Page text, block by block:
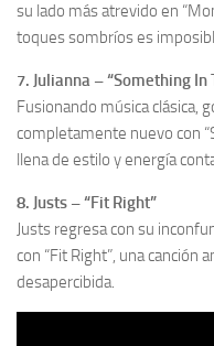
su lado más atrevido en
toques sombríos es
7. Julianna – “Something In
Fusionando música clásica,
completamente nuevo con
llena de estilo y energía
8. Justs – “Fit Right”
Justs regresa con su
con “Fit Right”, una canción
desapercibida.